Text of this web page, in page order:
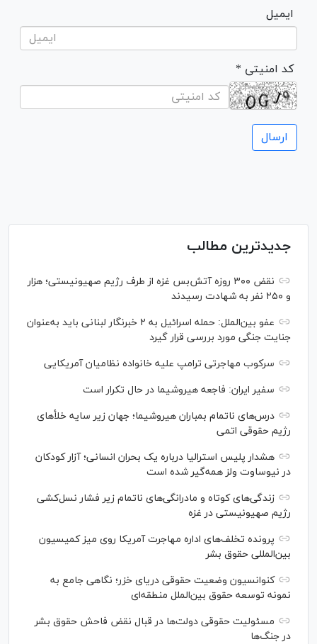
ایمیل
* کد امنیتی
جدیدترین مطالب
نقض ۳۰۰ روزه آتش‌بس غزه از طرف رژیم صهیونیستی؛ هزار
و ۲۵۰ نفر به شهادت رسیدند
عفو بین‌الملل: حمله اسرائیل به ۲ خبرنگار لبنانی باید به‌عنوان
جنایت جنگی مورد بررسی قرار گیرد
سرکوب مهاجرتی ترامپ علیه خانواده نظامیان آمریکایی
سفیر ایران: فاجعه هیروشیما در حال تکرار است
درس‌های ناتمام بمباران هیروشیما؛ جهان زیر سایه خلأ‌های
رژیم حقوقی اتمی
هشدار پلیس استرالیا درباره یک بحران انسانی؛ آزار کودکان
در نیوساوت ولز همه‌گیر شده است
زندگی‌های کوتاه و مادرانگی‌های ناتمام زیر فشار نسل‌کشی
رژیم صهیونیستی در غزه
پرونده تخلف‌های اداره مهاجرت آمریکا روی میز کمیسیون
بین‌المللی حقوق بشر
کنوانسیون وضعیت حقوقی دریای خزر؛ نگاهی جامع به
نمونه توسعه حقوق بین‌الملل منطقه‌ای
مسئولیت حقوقی دولت‌ها در قبال نقض‌ فاحش حقوق بشر
در جنگ‌ها